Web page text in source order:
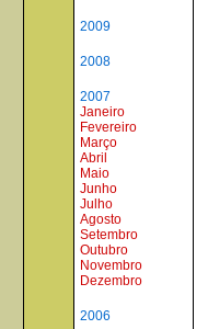
2009
2008
2007
Janeiro
Fevereiro
Março
Abril
Maio
Junho
Julho
Agosto
Setembro
Outubro
Novembro
Dezembro
2006